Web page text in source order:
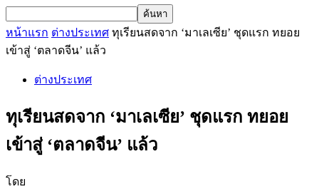
หน้าแรก ต่างประเทศ ทุเรียนสดจาก ‘มาเลเซีย’ ชุดแรก ทยอย
เข้าสู่ ‘ตลาดจีน’ แล้ว
ต่างประเทศ
ทุเรียนสดจาก ‘มาเลเซีย’ ชุดแรก ทยอย
เข้าสู่ ‘ตลาดจีน’ แล้ว
โดย